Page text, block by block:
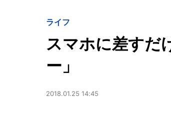
ライフ
スマホに差すだ
ー」
2018.01.25 14:45